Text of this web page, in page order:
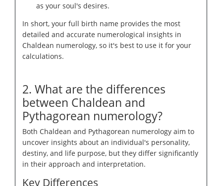
as your soul's desires.
In short, your full birth name provides the most
detailed and accurate numerological insights in
Chaldean numerology, so it's best to use it for your
calculations.
2. What are the differences
between Chaldean and
Pythagorean numerology?
Both Chaldean and Pythagorean numerology aim to
uncover insights about an individual's personality,
destiny, and life purpose, but they differ significantly
in their approach and interpretation.
Key Differences